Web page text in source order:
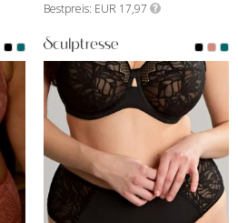
Bestpreis EUR 17,97